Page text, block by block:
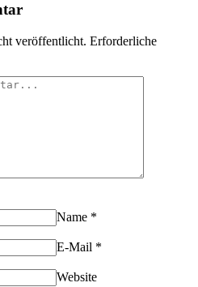
veröffentlicht. Erforderliche
Name *
E-Mail *
Website